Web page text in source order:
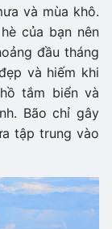
và mùa khô.
của bạn nên
đầu tháng
và hiếm khi
tắm biển và
Bão chỉ gây
tập trung vào